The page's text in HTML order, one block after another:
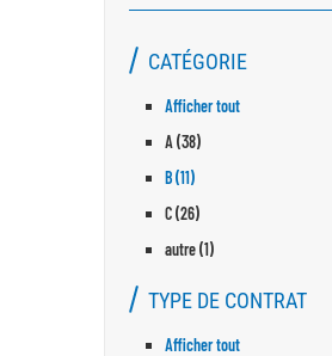
CATÉGORIE
Afficher tout
A (38)
B (11)
C (26)
autre (1)
TYPE DE CONTRAT
Afficher tout